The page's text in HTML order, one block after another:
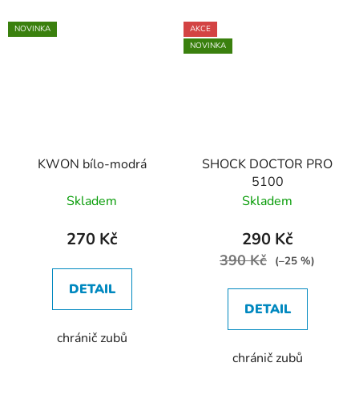
NOVINKA
KWON bílo-modrá
Skladem
270 Kč
DETAIL
chránič zubů
AKCE
NOVINKA
SHOCK DOCTOR PRO
5100
Skladem
290 Kč
390 Kč (–25 %)
DETAIL
chránič zubů